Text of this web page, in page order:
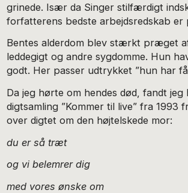
grinede. Især da Singer stilfærdigt
forfatterens bedste arbejdsredskab er
Bentes alderdom blev stærkt præget
leddegigt og andre sygdomme. Hun
godt. Her passer udtrykket ”hun har
Da jeg hørte om hendes død, fandt jeg
digtsamling ”Kommer til live” fra 1993
over digtet om den højtelskede mor:
du er så træt
og vi belemrer dig
med vores ønske om